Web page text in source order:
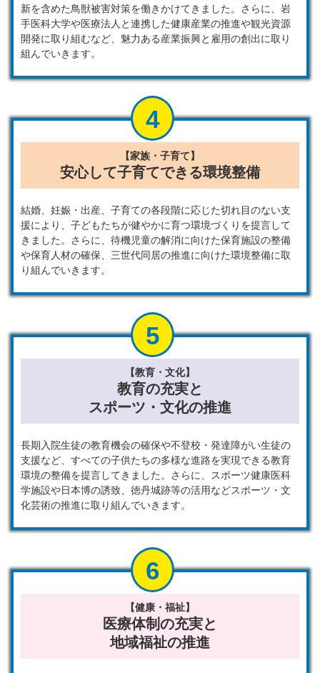
新を含めた鳥獣被害対策を働きかけてきました。さらに、岩
手医科大学や医療法人と連携した健康産業の推進や観光資源
開発に取り組むなど、魅力ある産業振興と雇用の創出に取り
組んでいきます。
【家族・子育て】
安心して子育てできる環境整備
結婚、妊娠・出産、子育ての各段階に応じた切れ目のない支
援により、子どもたちが健やかに育つ環境づくりを提言して
きました。さらに、待機児童の解消に向けた保育施設の整備
や保育人材の確保、三世代同居の推進に向けた環境整備に取
り組んでいきます。
【教育・文化】
教育の充実と
スポーツ・文化の推進
長期入院生徒の教育機会の確保や不登校・発達障がい生徒の
支援など、すべての子供たちの多様な進路を実現できる教育
環境の整備を提言してきました。さらに、スポーツ健康医科
学施設や日本博の誘致、徳丹城跡等の活用などスポーツ・文
化芸術の推進に取り組んでいきます。
【健康・福祉】
医療体制の充実と
地域福祉の推進